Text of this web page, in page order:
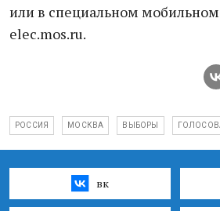
или в специальном
elec.mos.ru.
РОССИЯ МОСКВА ВЫБОРЫ
вк